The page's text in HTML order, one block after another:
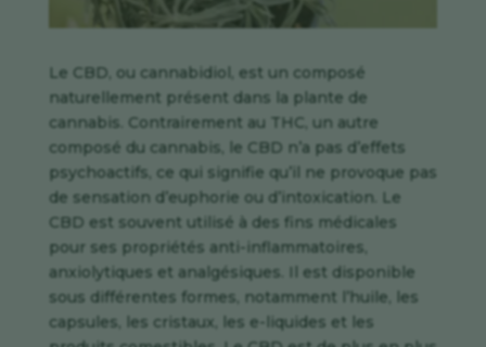
Le CBD, ou cannabidiol, est un composé
naturellement présent dans la plante de
cannabis. Contrairement au THC, un autre
composé du cannabis, le CBD n’a pas d’effets
psychoactifs, ce qui signifie qu’il ne provoque pas
de sensation d’euphorie ou d’intoxication. Le
CBD est souvent utilisé à des fins médicales
pour ses propriétés anti-inflammatoires,
anxiolytiques et analgésiques. Il est disponible
sous différentes formes, notamment l’huile, les
capsules, les cristaux, les e-liquides et les